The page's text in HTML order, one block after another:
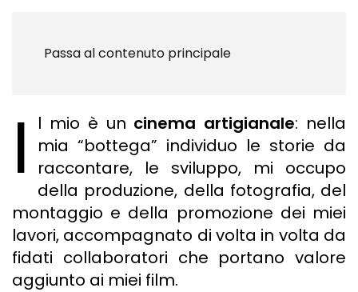
Passa al contenuto principale
I l mio è un cinema artigianale: nella
mia “bottega” individuo le storie da
raccontare, le sviluppo, mi occupo
della produzione, della fotografia, del
montaggio e della promozione dei miei
lavori, accompagnato di volta in volta da
fidati collaboratori che portano valore
aggiunto ai miei film.